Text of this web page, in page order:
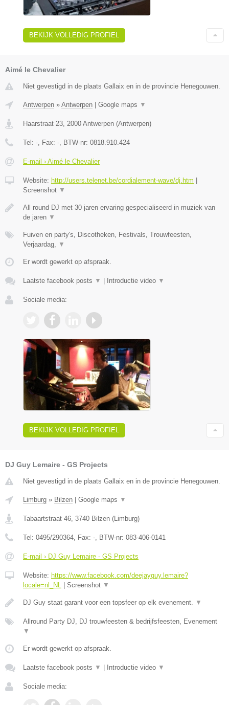
BEKIJK VOLLEDIG PROFIEL
Aimé le Chevalier
Niet gevestigd in de plaats Gallaix en in de provincie Henegouwen.
Antwerpen » Antwerpen Google maps ▼
Haarstraat 23, 2000 Antwerpen (Antwerpen)
Tel: -, Fax: -, BTW-nr: 0818.910.424
E-mail › Aimé le Chevalier
Website: http://users.telenet.be/cordialement-wave/dj.htm
Screenshot ▼
All round DJ met 30 jaren ervaring gespecialiseerd in muziek van
de jaren ▼
Fuiven en party's, Discotheken, Festivals, Trouwfeesten,
Verjaardag, ▼
Er wordt gewerkt op afspraak.
Laatste facebook posts ▼ Introductie video ▼
Sociale media:
BEKIJK VOLLEDIG PROFIEL
DJ Guy Lemaire - GS Projects
Niet gevestigd in de plaats Gallaix en in de provincie Henegouwen.
Limburg » Bilzen Google maps ▼
Tabaartstraat 46, 3740 Bilzen (Limburg)
Tel: 0495/290364, Fax: -, BTW-nr: 083-406-0141
E-mail › DJ Guy Lemaire - GS Projects
Website: https://www.facebook.com/deejayguy.lemaire?
locale=nl_NL
Screenshot ▼
DJ Guy staat garant voor een topsfeer op elk evenement. ▼
Allround Party DJ, DJ trouwfeesten & bedrijfsfeesten, Evenement
▼
Er wordt gewerkt op afspraak.
Laatste facebook posts ▼ Introductie video ▼
Sociale media: